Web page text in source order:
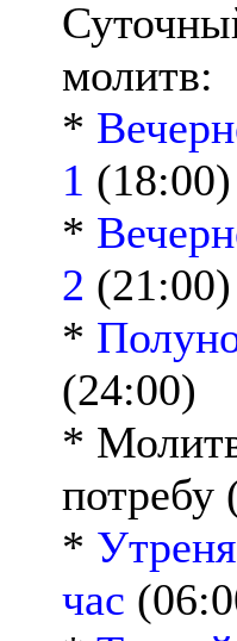
молитв:
*
1 (18:00)
*
2 (21:00)
*
(24:00)
*
потребу
*
час